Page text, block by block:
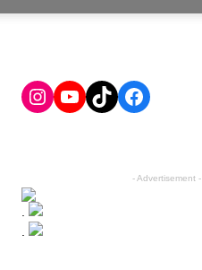
Instagram
YouTube
TikTokFacebook
- Advertisement -